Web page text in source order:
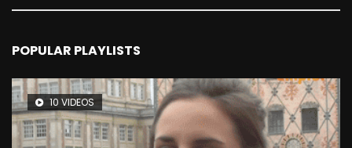
POPULAR PLAYLISTS
10 VIDEOS